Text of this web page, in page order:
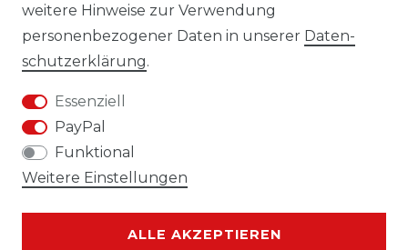
Widerrufs­recht
Daten­schutz­erklärung
weitere Hinweise zur Verwendung
personenbezogener Daten in unserer Daten­
schutz­erklärung.
Essenziell
PayPal
Funktional
Weitere Einstellungen
ALLE AKZEPTIEREN